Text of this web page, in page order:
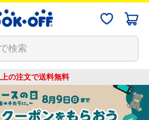
の注文で送料無料